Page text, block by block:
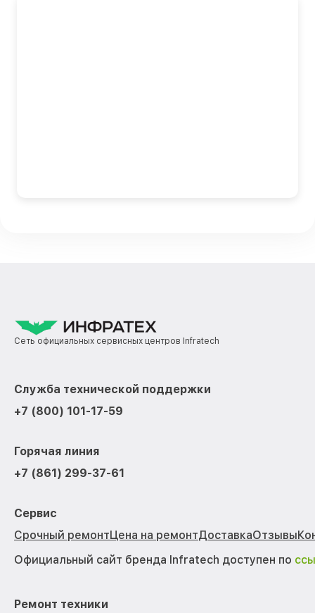
Сеть официальных сервисных центров Infratech
Служба технической поддержки
+7 (800) 101-17-59
Горячая линия
+7 (861) 299-37-61
Сервис
Срочный ремонтЦена на ремонтДоставкаОтзывы
Официальный сайт бренда Infratech доступен по
Ремонт техники